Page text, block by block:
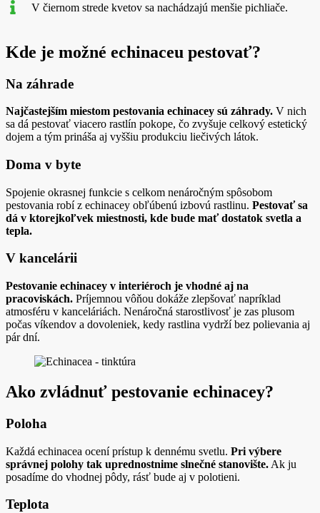
V čiernom strede kvetov sa nachádzajú menšie pichliače.
Kde je možné echinaceu pestovať?
Na záhrade
Najčastejším miestom pestovania echinacey sú záhrady. V nich
sa dá pestovať viacero rastlín pokope, čo zvyšuje celkový estetický
dojem a tým prináša aj vyššiu produkciu liečivých látok.
Doma v byte
Spojenie okrasnej funkcie s celkom nenáročným spôsobom
pestovania robí z echinacey obľúbenú izbovú rastlinu. Pestovať sa
dá v ktorejkoľvek miestnosti, kde bude mať dostatok svetla a
tepla.
V kancelárii
Pestovanie echinacey v interiéroch je vhodné aj na
pracoviskách. Príjemnou vôňou dokáže zlepšovať napríklad
atmosféru v kanceláriách. Nenáročná starostlivosť je zas plusom
počas víkendov a dovoleniek, kedy rastlina vydrží bez polievania aj
pár dní.
Ako zvládnuť pestovanie echinacey?
Poloha
Každá echinacea ocení prístup k dennému svetlu. Pri výbere
správnej polohy tak uprednostnime slnečné stanovište. Ak ju
posadíme do vhodnej pôdy, rásť bude aj v polotieni.
Teplota